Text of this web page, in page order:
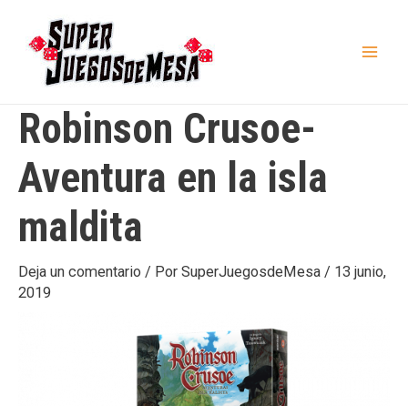
contenido
Robinson Crusoe-
Aventura en la isla
maldita
Deja un comentario / Por SuperJuegosdeMesa / 13 junio,
2019